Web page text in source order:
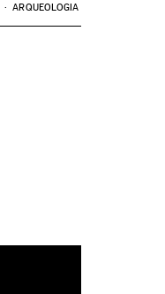
ARQUEOLOGIA